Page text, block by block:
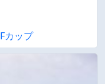
Fカップ